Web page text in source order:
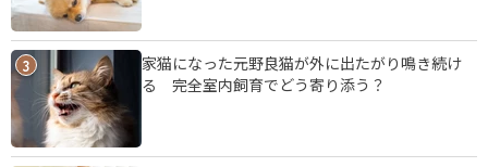
3
家猫になった元野良猫が外に出たがり鳴き続け
る 完全室内飼育でどう寄り添う？